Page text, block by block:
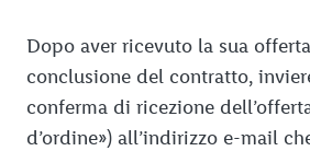
Dopo aver ricevuto la sua
conclusione del contratto,
conferma di ricezione
d’ordine») all’indirizzo e-mail